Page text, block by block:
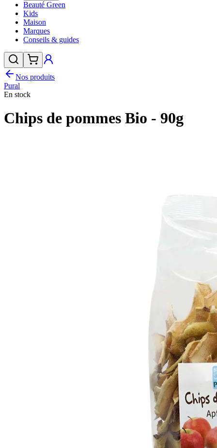
Beauté Green
Kids
Maison
Marques
Conseils & guides
Nos produits
Pural
En stock
Chips de pommes Bio - 90g